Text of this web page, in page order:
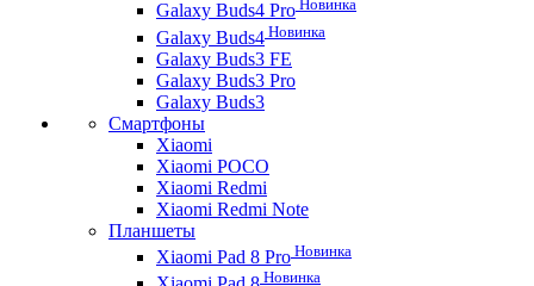
Galaxy Buds4 Pro Новинка
Galaxy Buds4 Новинка
Galaxy Buds3 FE
Galaxy Buds3 Pro
Galaxy Buds3
Смартфоны
Xiaomi
Xiaomi POCO
Xiaomi Redmi
Xiaomi Redmi Note
Планшеты
Xiaomi Pad 8 Pro Новинка
Новинка